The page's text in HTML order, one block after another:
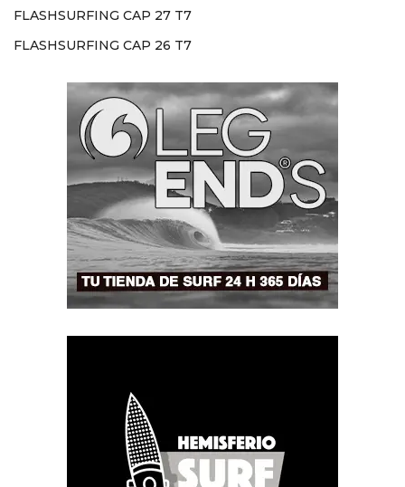
FLASHSURFING CAP 27 T7
FLASHSURFING CAP 26 T7